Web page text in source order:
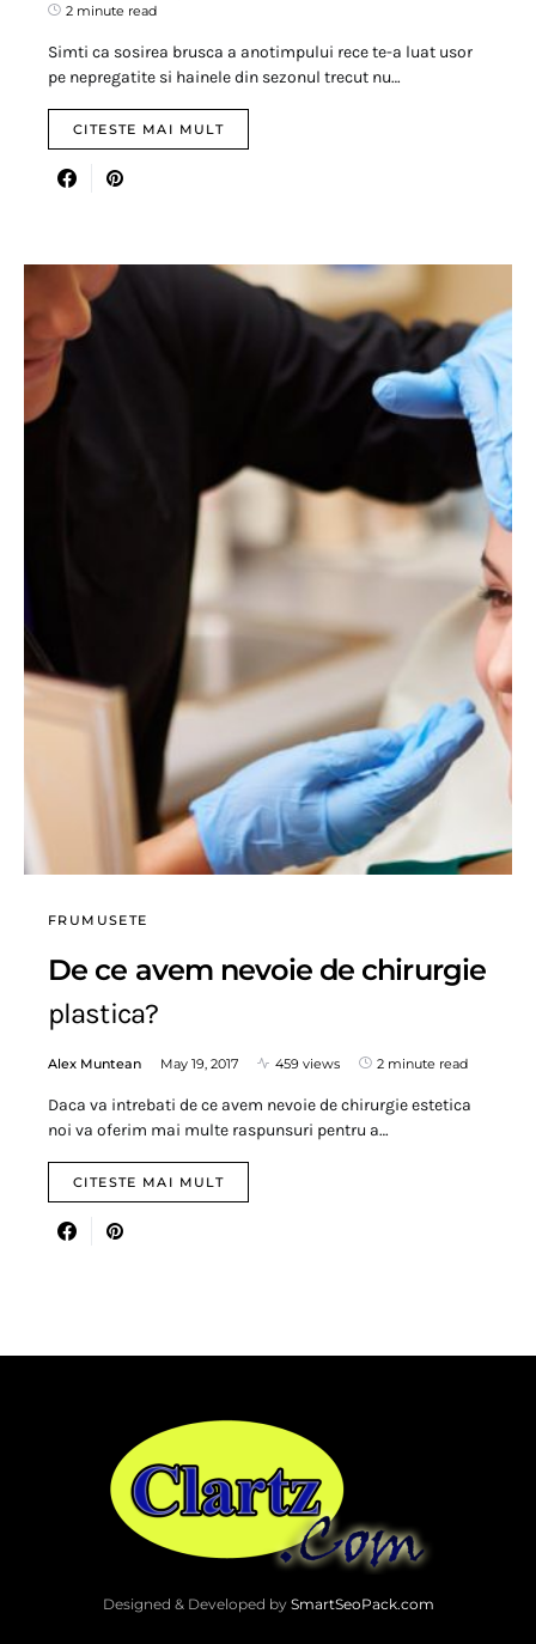
2 minute read
Simti ca sosirea brusca a anotimpului rece te-a luat usor
pe nepregatite si hainele din sezonul trecut nu…
CITESTE MAI MULT
FRUMUSETE
De ce avem nevoie de chirurgie
plastica?
Alex Muntean May 19, 2017 459 views 2 minute read
Daca va intrebati de ce avem nevoie de chirurgie estetica
noi va oferim mai multe raspunsuri pentru a…
CITESTE MAI MULT
Designed & Developed by SmartSeoPack.com